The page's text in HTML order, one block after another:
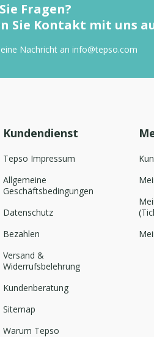
Fragen?
Sie Kontakt mit uns
Nachricht an info@tepso.com
Kundendienst
Tepso Impressum
Allgemeine
Geschäftsbedingungen
Datenschutz
Bezahlen
Versand &
Widerrufsbelehrung
Kundenberatung
Sitemap
Warum Tepso